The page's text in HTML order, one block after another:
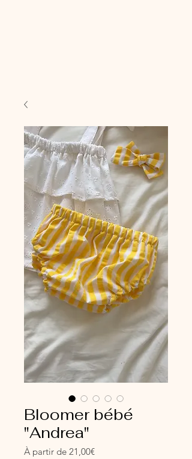
Bloomer bébé
"Andrea"
À partir de 21,00€Prix